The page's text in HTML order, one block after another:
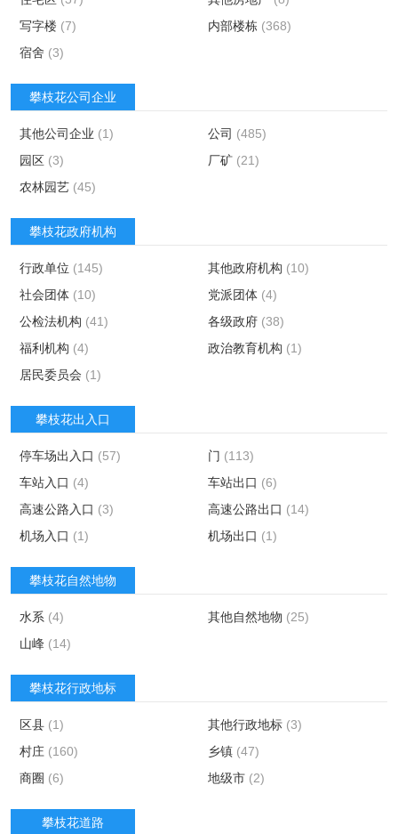
写字楼 (7) 内部楼栋 (368)
宿舍 (3)
攀枝花公司企业
其他公司企业 (1) 公司 (485)
园区 (3) 厂矿 (21)
农林园艺 (45)
攀枝花政府机构
行政单位 (145) 其他政府机构 (10)
社会团体 (10) 党派团体 (4)
公检法机构 (41) 各级政府 (38)
福利机构 (4) 政治教育机构 (1)
居民委员会 (1)
攀枝花出入口
停车场出入口 (57) 门 (113)
车站入口 (4) 车站出口 (6)
高速公路入口 (3) 高速公路出口 (14)
机场入口 (1) 机场出口 (1)
攀枝花自然地物
水系 (4) 其他自然地物 (25)
山峰 (14)
攀枝花行政地标
区县 (1) 其他行政地标 (3)
村庄 (160) 乡镇 (47)
商圈 (6) 地级市 (2)
攀枝花道路